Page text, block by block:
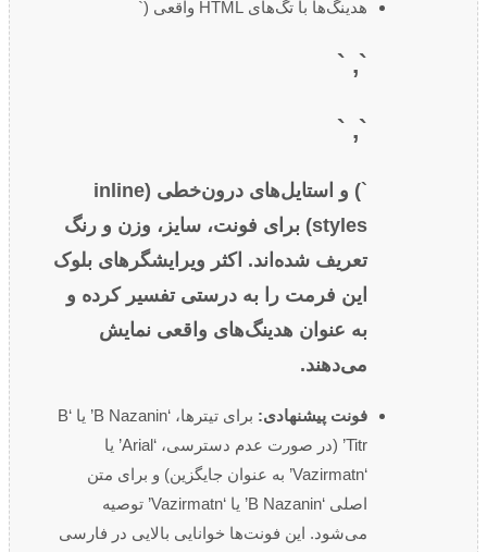
هدینگ‌ها با تگ‌های HTML واقعی (`
`, `
`, `
`) و استایل‌های درون‌خطی (inline
styles) برای فونت، سایز، وزن و رنگ
تعریف شده‌اند. اکثر ویرایشگرهای بلوک
این فرمت را به درستی تفسیر کرده و
به عنوان هدینگ‌های واقعی نمایش
می‌دهند.
فونت پیشنهادی:
برای تیترها، ‘B Nazanin’ یا ‘B
Titr’ (در صورت عدم دسترسی، ‘Arial’ یا
‘Vazirmatn’ به عنوان جایگزین) و برای متن
اصلی ‘B Nazanin’ یا ‘Vazirmatn’ توصیه
می‌شود. این فونت‌ها خوانایی بالایی در فارسی